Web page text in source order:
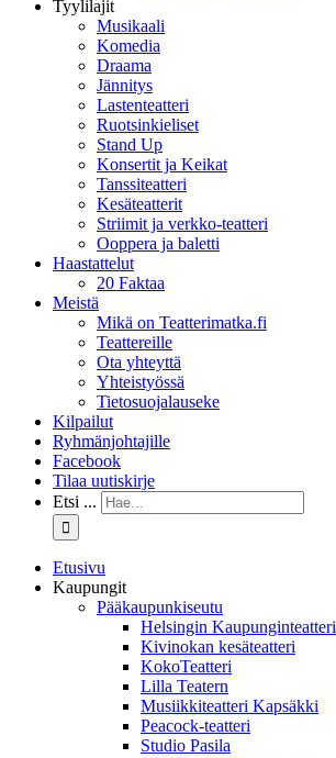
Tyylilajit
Musikaali
Komedia
Draama
Jännitys
Lastenteatteri
Ruotsinkieliset
Stand Up
Konsertit ja Keikat
Tanssiteatteri
Kesäteatterit
Striimit ja verkko-teatteri
Ooppera ja baletti
Haastattelut
20 Faktaa
Meistä
Mikä on Teatterimatka.fi
Teattereille
Ota yhteyttä
Yhteistyössä
Tietosuojalauseke
Kilpailut
Ryhmänjohtajille
Facebook
Tilaa uutiskirje
Etsi ...
Etusivu
Kaupungit
Pääkaupunkiseutu
Helsingin Kaupunginteatteri
Kivinokan kesäteatteri
KokoTeatteri
Lilla Teatern
Musiikkiteatteri Kapsäkki
Peacock-teatteri
Studio Pasila